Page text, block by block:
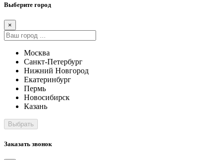
Выберите город
×
Москва
Санкт-Петербург
Нижний Новгород
Екатеринбург
Пермь
Новосибирск
Казань
Заказать звонок